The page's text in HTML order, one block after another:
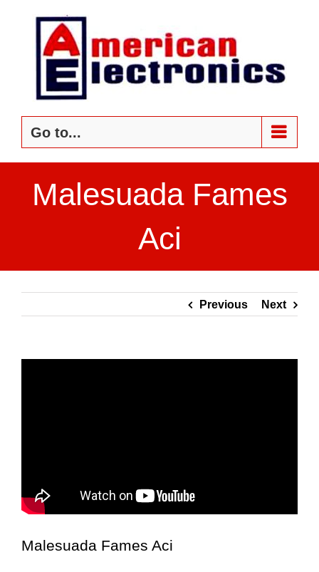
Go to...
Malesuada Fames
Aci
Previous Next
Malesuada Fames Aci